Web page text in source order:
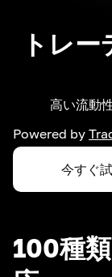
トレ
高い流動
Powered by
今すぐ
100種